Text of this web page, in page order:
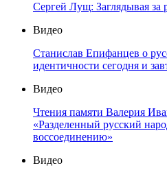
Сергей Лущ: Заглядывая за
Видео
Станислав Епифанцев о
идентичности сегодня и
Видео
Чтения памяти Валерия
«Разделенный русский
воссоединению»
Видео